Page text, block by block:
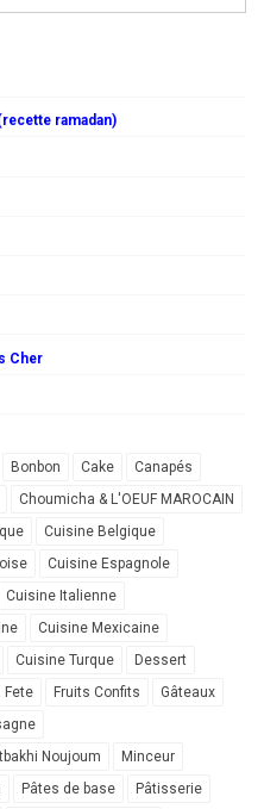
ramadan)
Cher
Bonbon Cake
Canapés
Choumicha & L'OEUF MAROCAIN
Cuisine Belgique
Cuisine Espagnole
Cuisine Italienne
Cuisine Mexicaine
Cuisine Turque
Dessert
Fete Fruits Confits
Gâteaux
Noujoum
Minceur
Pâtes de base Pâtisserie